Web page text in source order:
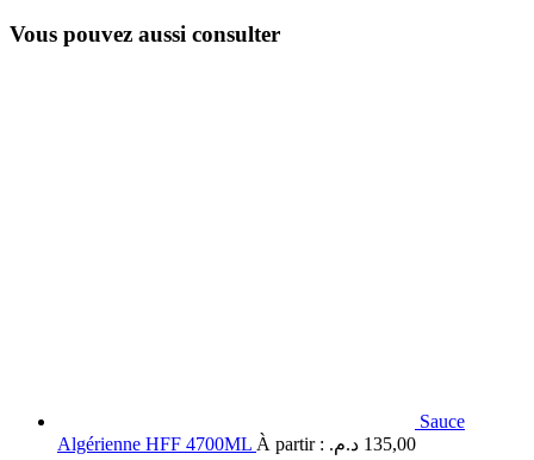
Vous pouvez aussi consulter
Sauce
Algérienne HFF 4700ML À partir : 135,00 د.م.